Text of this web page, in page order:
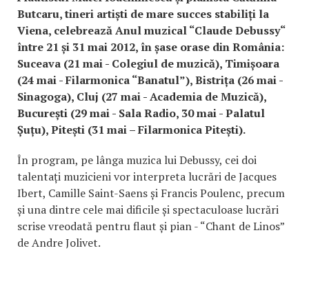
Butcaru, tineri artiști de mare succes stabiliți la
Viena, celebrează Anul muzical “Claude Debussy“
între 21 și 31 mai 2012, în șase orase din România:
Suceava (21 mai - Colegiul de muzică), Timișoara
(24 mai - Filarmonica “Banatul”), Bistrița (26 mai -
Sinagoga), Cluj (27 mai - Academia de Muzică),
București (29 mai - Sala Radio, 30 mai - Palatul
Șuțu), Pitești (31 mai – Filarmonica Pitești).
În program, pe lânga muzica lui Debussy, cei doi
talentați muzicieni vor interpreta lucrări de Jacques
Ibert, Camille Saint-Saens și Francis Poulenc, precum
și una dintre cele mai dificile și spectaculoase lucrări
scrise vreodată pentru flaut și pian - “Chant de Linos”
de Andre Jolivet.